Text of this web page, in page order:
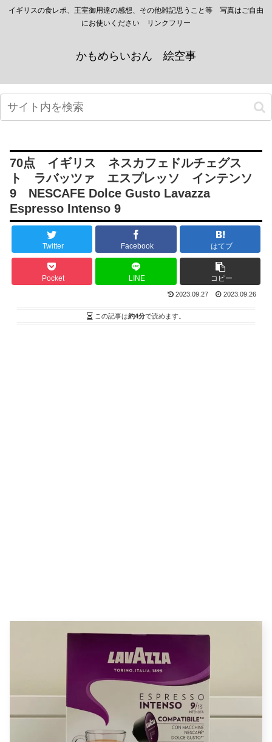
イギリスの食レポ、王室御用達の感想、その他雑記思うこと等 写真はご自由
にお使いください リンクフリー
かもめらいおん 絵空事
70点 イギリス ネスカフェドルチェグス
ト ラバッツァ エスプレッソ インテンソ
9 NESCAFE Dolce Gusto Lavazza
Espresso Intenso 9
Twitter Facebook はてブ
Pocket LINE コピー
2023.09.27 2023.09.26
この記事は約4分で読めます。